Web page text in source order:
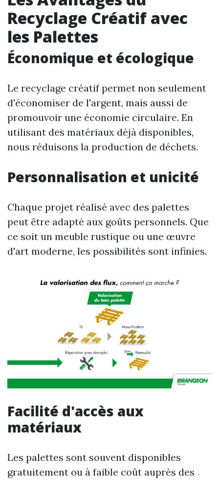
Recyclage Créatif avec
les Palettes
Économique et écologique
Le recyclage créatif permet non seulement
d'économiser de l'argent, mais aussi de
promouvoir une économie circulaire. En
utilisant des matériaux déjà disponibles,
nous réduisons la production de déchets.
Personnalisation et unicité
Chaque projet réalisé avec des palettes
peut être adapté aux goûts personnels. Que
ce soit un meuble rustique ou une œuvre
d'art moderne, les possibilités sont infinies.
Facilité d'accès aux
matériaux
Les palettes sont souvent disponibles
gratuitement ou à faible coût auprès des